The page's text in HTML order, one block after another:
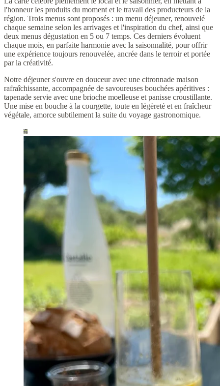
l'honneur les produits du moment et le travail des producteurs de la
région. Trois menus sont proposés : un menu déjeuner, renouvelé
chaque semaine selon les arrivages et l'inspiration du chef, ainsi que
deux menus dégustation en 5 ou 7 temps. Ces derniers évoluent
chaque mois, en parfaite harmonie avec la saisonnalité, pour offrir
une expérience toujours renouvelée, ancrée dans le terroir et portée
par la créativité.
Notre déjeuner s'ouvre en douceur avec une citronnade maison
rafraîchissante, accompagnée de savoureuses bouchées apéritives :
tapenade servie avec une brioche moelleuse et panisse croustillante.
Une mise en bouche à la courgette, toute en légèreté et en fraîcheur
végétale, amorce subtilement la suite du voyage gastronomique.